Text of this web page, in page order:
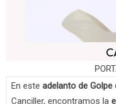
En este adelanto de Golpe
Canciller, encontramos la